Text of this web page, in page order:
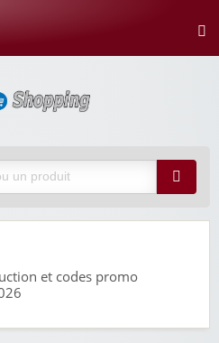
et codes promo